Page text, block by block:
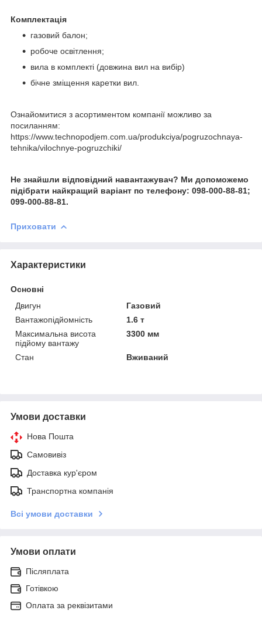
Комплектація
газовий балон;
робоче освітлення;
вила в комплекті (довжина вил на вибір)
бічне зміщення каретки вил.
Ознайомитися з асортиментом компанії можливо за
посиланням:
https://www.technopodjem.com.ua/produkciya/pogruzochnaya-
tehnika/vilochnye-pogruzchiki/
Не знайшли відповідний навантажувач? Ми допоможемо
підібрати найкращий варіант по телефону: 098-000-88-81;
099-000-88-81.
Приховати
Характеристики
Основні
Двигун
Газовий
Вантажопідйомність
1.6 т
Максимальна висота
підйому вантажу
3300 мм
Стан Вживаний
Умови доставки
Нова Пошта
Самовивіз
Доставка кур'єром
Транспортна компанія
Всі умови доставки
Умови оплати
Післяплата
Готівкою
Оплата за реквізитами